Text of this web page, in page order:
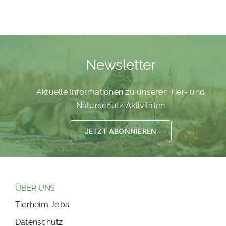
Newsletter
Aktuelle Informationen zu unseren Tier- und
Naturschutz Aktivitäten
JETZT ABONNIEREN
ÜBER UNS
Tierheim Jobs
Datenschutz